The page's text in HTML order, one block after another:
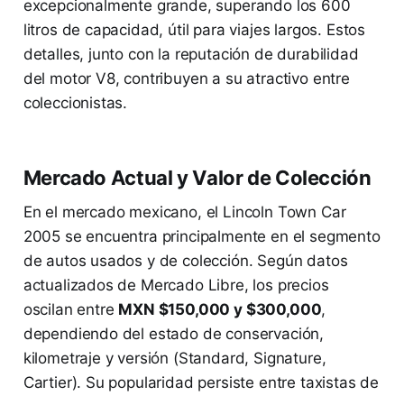
excepcionalmente grande, superando los 600
litros de capacidad, útil para viajes largos. Estos
detalles, junto con la reputación de durabilidad
del motor V8, contribuyen a su atractivo entre
coleccionistas.
Mercado Actual y Valor de Colección
En el mercado mexicano, el Lincoln Town Car
2005 se encuentra principalmente en el segmento
de autos usados y de colección. Según datos
actualizados de Mercado Libre, los precios
oscilan entre MXN $150,000 y $300,000,
dependiendo del estado de conservación,
kilometraje y versión (Standard, Signature,
Cartier). Su popularidad persiste entre taxistas de